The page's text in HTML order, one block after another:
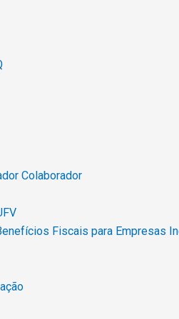
Colaborador
Fiscais para Empresas